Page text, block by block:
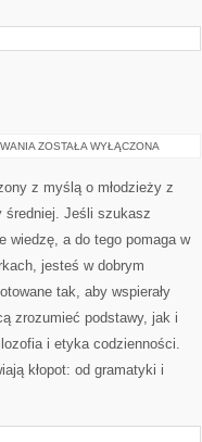
MUZYKA
ZOSTAŁA WYŁĄCZONA
z myślą o młodzieży z
średniej. Jeśli szukasz
wiedzę, a do tego pomaga w
jesteś w dobrym
tak, aby wspierały
zrozumieć podstawy, jak i
i etyka codzienności.
kłopot: od gramatyki i